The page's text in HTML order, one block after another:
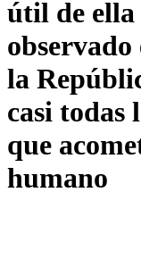
útil de ella
observado
la
casi todas
que
humano